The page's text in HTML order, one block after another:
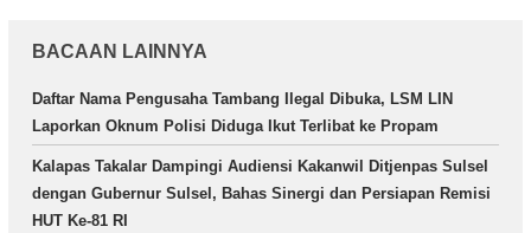
BACAAN LAINNYA
Daftar Nama Pengusaha Tambang Ilegal Dibuka, LSM LIN
Laporkan Oknum Polisi Diduga Ikut Terlibat ke Propam
Kalapas Takalar Dampingi Audiensi Kakanwil Ditjenpas Sulsel
dengan Gubernur Sulsel, Bahas Sinergi dan Persiapan Remisi
HUT Ke-81 RI